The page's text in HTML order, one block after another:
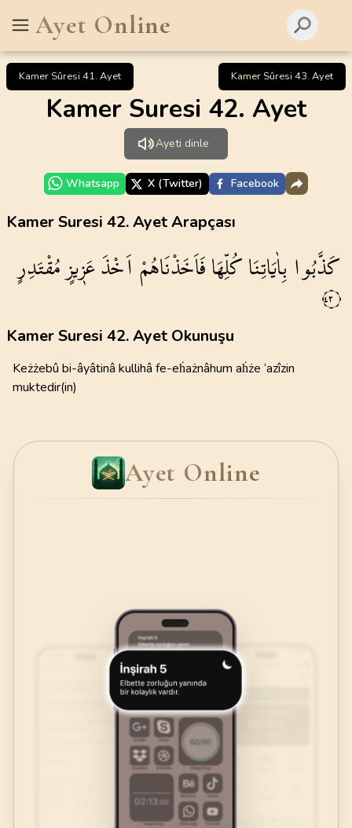
Ayet Online
Kamer Sûresi 41. Ayet Kamer Sûresi 43. Ayet
Kamer Suresi 42. Ayet
Ayeti dinle
Whatsapp X (Twitter) Facebook
Kamer Suresi 42. Ayet Arapçası
كَذَّبُوابِاٰيَاتِنَاكُلِّهَافَاَخَذْنَاهُمْاَخْذَعَز۪يزٍمُقْتَدِرٍ
٤٢
Kamer Suresi 42. Ayet Okunuşu
Keżżebû bi-âyâtinâ kullihâ fe-eḣażnâhum aḣże ‘azîzin
muktedir(in)
Ayet Online